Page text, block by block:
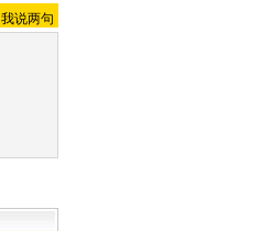
我说两句